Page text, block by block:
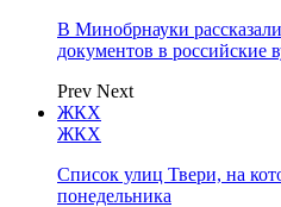
В Минобрнауки
документов в российские
Prev Next
ЖКХ
ЖКХ
Список улиц Твери, на
понедельника